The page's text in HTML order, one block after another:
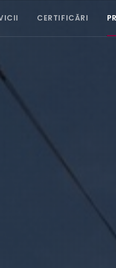
CERTIFICĂRI